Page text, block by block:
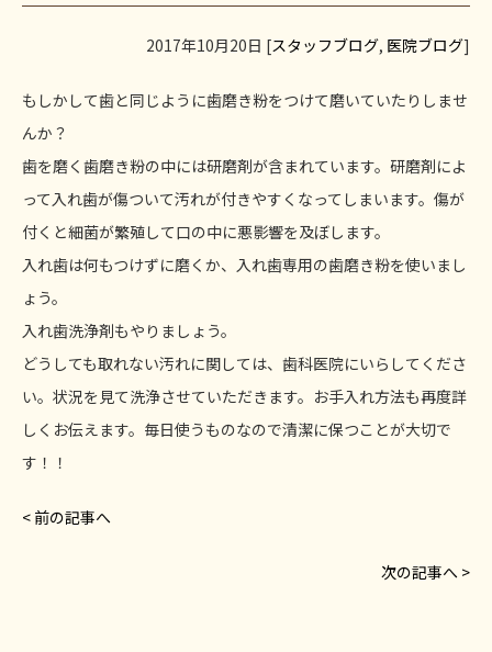
2017年10月20日 [スタッフブログ, 医院ブログ]
もしかして歯と同じように歯磨き粉をつけて磨いていたりしませ
んか？
歯を磨く歯磨き粉の中には研磨剤が含まれています。研磨剤によ
って入れ歯が傷ついて汚れが付きやすくなってしまいます。傷が
付くと細菌が繁殖して口の中に悪影響を及ぼします。
入れ歯は何もつけずに磨くか、入れ歯専用の歯磨き粉を使いまし
ょう。
入れ歯洗浄剤もやりましょう。
どうしても取れない汚れに関しては、歯科医院にいらしてくださ
い。状況を見て洗浄させていただきます。お手入れ方法も再度詳
しくお伝えます。毎日使うものなので清潔に保つことが大切で
す！！
< 前の記事へ
次の記事へ >